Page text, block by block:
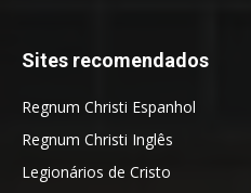
Sites recomendados
Regnum Christi Espanhol
Regnum Christi Inglês
Legionários de Cristo